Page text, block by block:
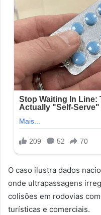
O caso ilustra dados
onde ultrapassagens
colisões em rodovias
turísticas e comerciais.